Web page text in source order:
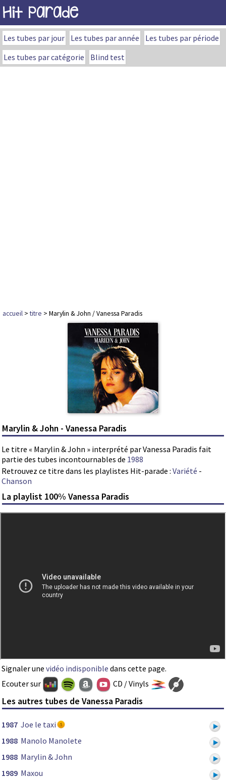
Hit Parade
Les tubes par jour Les tubes par année
Les tubes par période
Les tubes par catégorie
Blind test
accueil >titre > Marylin & John / Vanessa Paradis
Marylin & John - Vanessa Paradis
Le titre « Marylin & John » interprété par Vanessa Paradis fait
partie des tubes incontournables de 1988
Retrouvez ce titre dans les playlistes Hit-parade : Variété -
Chanson
La playlist 100% Vanessa Paradis
Signaler une vidéo indisponible dans cette page.
Ecouter sur
CD / Vinyls
Les autres tubes de Vanessa Paradis
1987 Joe le taxi
1988 Manolo Manolete
1988 Marylin & John
1989 Maxou